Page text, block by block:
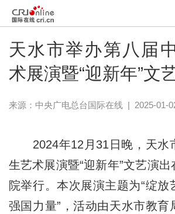
天水市举办第八届
术展演暨“迎新年”文
来源：中央广电总台国际在线| 2025-01-
2024年12月31日晚，天水
生艺术展演暨“迎新年”文艺演出
院举行。本次展演主题为“绽放
强国力量”，活动由天水市教育